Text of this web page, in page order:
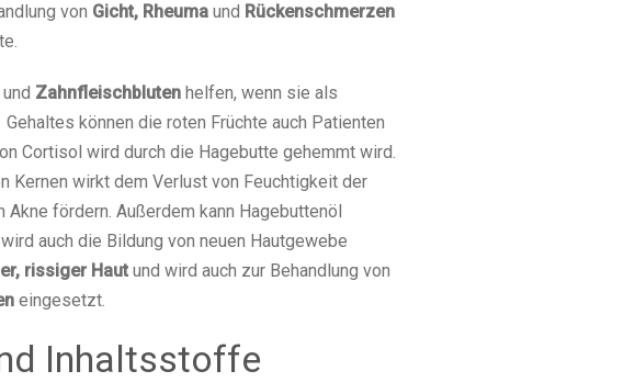
von Gicht, Rheuma und Rückenschmerzen
und Zahnfleischbluten helfen, wenn sie als
Gehaltes können die roten Früchte auch Patienten
Cortisol wird durch die Hagebutte gehemmt wird.
Kernen wirkt dem Verlust von Feuchtigkeit der
fördern. Außerdem kann Hagebuttenöl
auch die Bildung von neuen Hautgewebe
rissiger Haut und wird auch zur Behandlung von
eingesetzt.
Inhaltsstoffe